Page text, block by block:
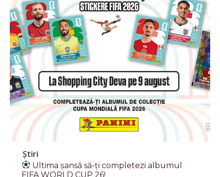
Știri
Ultima șansă să-ți completezi albumul
FIFA WORLD CUP 26!